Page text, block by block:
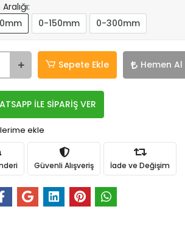
0-150mm 0-300mm
Sepete Ekle Hemen Al
İLE SİPARİŞ VER
ekle
Güvenli Alışveriş İade ve Değişim